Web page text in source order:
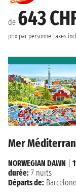
de 643
prix par personne taxes
Mer
NORWEGIAN DAWN
durée: 7 nuits
Départs de: Barcelone